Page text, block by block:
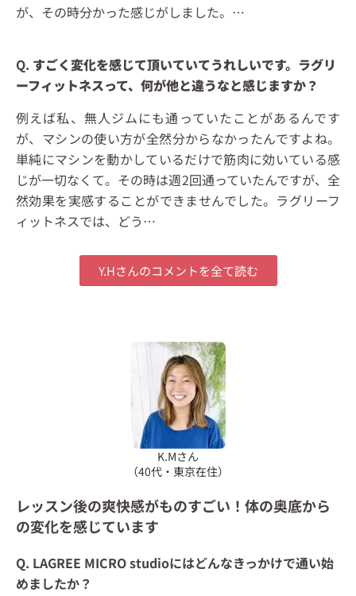
が、その時分かった感じがしました。…
Q. すごく変化を感じて頂いていてうれしいです。ラグリ
ーフィットネスって、何が他と違うなと感じますか？
例えば私、無人ジムにも通っていたことがあるんです
が、マシンの使い方が全然分からなかったんですよね。
単純にマシンを動かしているだけで筋肉に効いている感
じが一切なくて。その時は週2回通っていたんですが、全
然効果を実感することができませんでした。ラグリーフ
ィットネスでは、どう…
Y.Hさんのコメントを全て読む
K.Mさん
（40代・東京在住）
レッスン後の爽快感がものすごい！体の奥底から
の変化を感じています
Q. LAGREE MICRO studioにはどんなきっかけで通い始
めましたか？